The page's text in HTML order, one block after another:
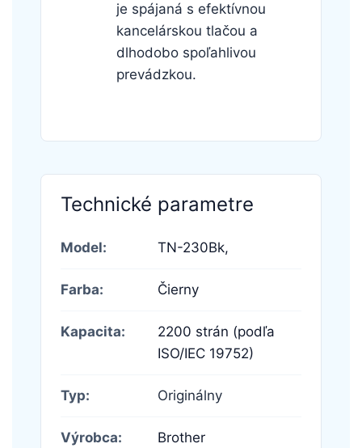
je spájaná s efektívnou
kancelárskou tlačou a
dlhodobo spoľahlivou
prevádzkou.
Technické parametre
Model: TN-230Bk,
Farba: Čierny
Kapacita:
2200 strán (podľa
ISO/IEC 19752)
Typ: Originálny
Výrobca: Brother